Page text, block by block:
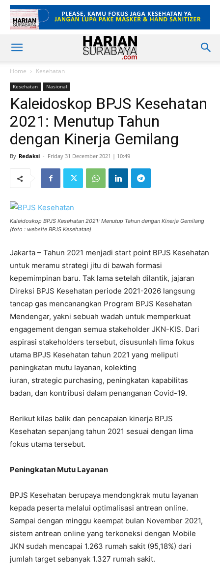
Home Kesehatan
Kesehatan Nasional
Kaleidoskop BPJS Kesehatan
2021: Menutup Tahun
dengan Kinerja Gemilang
By Redaksi - Friday 31 December 2021 | 10:49
Kaleidoskop BPJS Kesehatan 2021: Menutup Tahun dengan Kinerja Gemilang
(foto : website BPJS Kesehatan)
Jakarta – Tahun 2021 menjadi start point BPJS Kesehatan
untuk meramu strategi jitu di bawah formasi
kepemimpinan baru. Tak lama setelah dilantik, jajaran
Direksi BPJS Kesehatan periode 2021-2026 langsung
tancap gas mencanangkan Program BPJS Kesehatan
Mendengar, yakni sebuah wadah untuk memperkuat
engagement dengan semua stakeholder JKN-KIS. Dari
aspirasi stakeholders tersebut, disusunlah lima fokus
utama BPJS Kesehatan tahun 2021 yang meliputi
peningkatan mutu layanan, kolekting
iuran, strategic purchasing, peningkatan kapabilitas
badan, dan kontribusi dalam penanganan Covid-19.
Berikut kilas balik dan pencapaian kinerja BPJS
Kesehatan sepanjang tahun 2021 sesuai dengan lima
fokus utama tersebut.
Peningkatan Mutu Layanan
BPJS Kesehatan berupaya mendongkrak mutu layanan
kepada peserta melalui optimalisasi antrean online.
Sampai dengan minggu keempat bulan November 2021,
sistem antrean online yang terkoneksi dengan Mobile
JKN sudah mencapai 1.263 rumah sakit (95,18%) dari
jumlah target sebanyak 1.327 rumah sakit.